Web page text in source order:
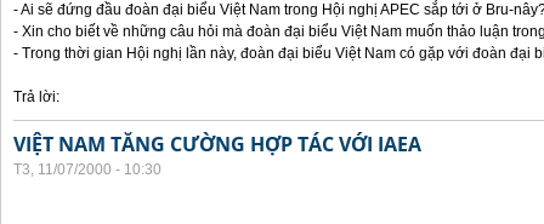
- Ai sẽ đứng đầu đoàn đại biểu Việt Nam trong Hội nghị APEC sắp tới ở Bru-
- Xin cho biết về những câu hỏi mà đoàn đại biểu Việt Nam muốn thảo luận
- Trong thời gian Hội nghị lần này, đoàn đại biểu Việt Nam có gặp với đoàn đại
Trả lời:
VIỆT NAM TĂNG CƯỜNG HỢP TÁC VỚI IAEA
T3, 11/07/2000 - 10:30